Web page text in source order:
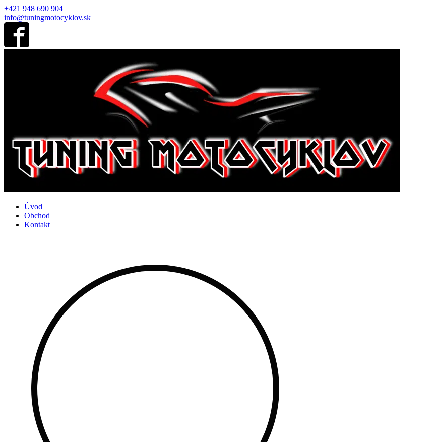
+421 948 690 904
info@tuningmotocyklov.sk
Úvod
Obchod
Kontakt